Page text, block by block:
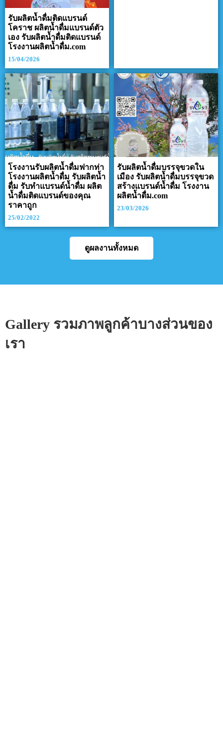
รับผลิตน้ำดื่มติดแบรนด์
โคราช ผลิตน้ำดื่มแบรนด์ตัว
เอง รับผลิตน้ำดื่มติดแบรนด์
โรงงานผลิตน้ำดื่ม.com
15/04/2026
โรงงานรับผลิตน้ำดื่มฟากท่า
โรงงานผลิตน้ำดื่ม รับผลิตน้ำ
ดื่ม รับทำแบรนด์น้ำดื่ม ผลิต
น้ำดื่มติดแบรนด์ของคุณ
ราคาถูก
25/02/2022
รับผลิตน้ำดื่มบรรจุขวดใน
เมือง รับผลิตน้ำดื่มบรรจุขวด
สร้างแบรนด์น้ำดื่ม โรงงาน
ผลิตน้ำดื่ม.com
23/03/2026
ดูผลงานทั้งหมด
Gallery รวมภาพลูกค้าบางส่วนของ
เรา